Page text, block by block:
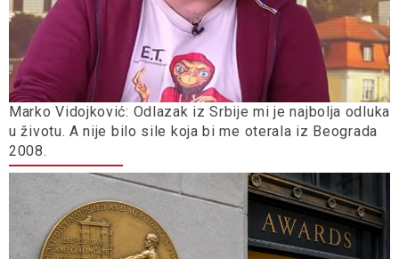
Marko Vidojković: Odlazak iz Srbije mi je najbolja odluka
u životu. A nije bilo sile koja bi me oterala iz Beograda
2008.